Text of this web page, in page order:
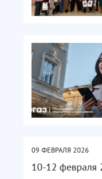
09 ФЕВРАЛЯ 2026
10-12 февраля